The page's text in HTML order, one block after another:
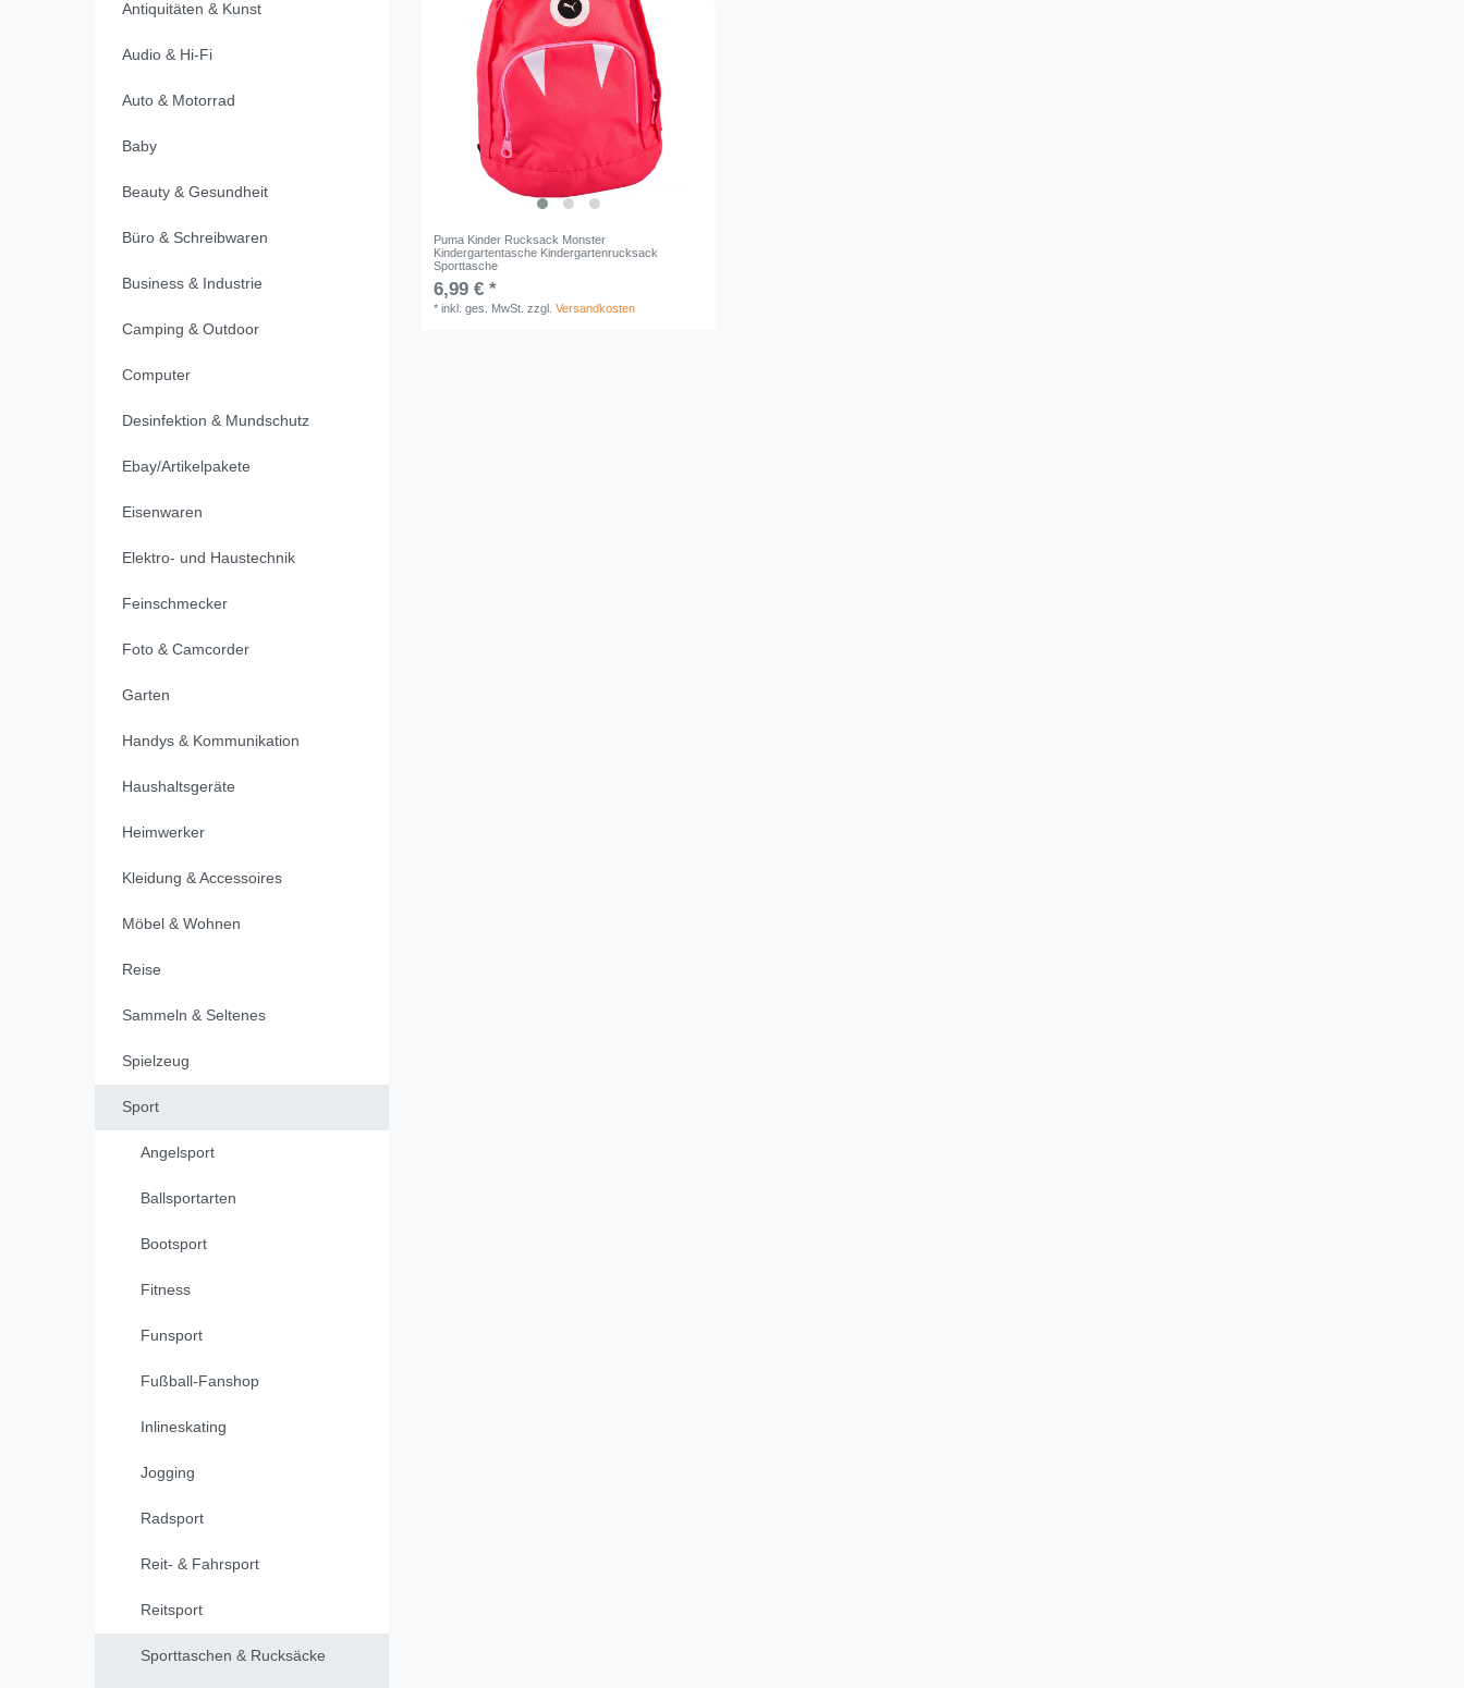
Antiquitäten & Kunst
Audio & Hi-Fi
Auto & Motorrad
Baby
Beauty & Gesundheit
Büro & Schreibwaren
Business & Industrie
Camping & Outdoor
Computer
Desinfektion & Mundschutz
Ebay/Artikelpakete
Eisenwaren
Elektro- und Haustechnik
Feinschmecker
Foto & Camcorder
Garten
Handys & Kommunikation
Haushaltsgeräte
Heimwerker
Kleidung & Accessoires
Möbel & Wohnen
Reise
Sammeln & Seltenes
Spielzeug
Sport
Angelsport
Ballsportarten
Bootsport
Fitness
Funsport
Fußball-Fanshop
Inlineskating
Jogging
Radsport
Reit- & Fahrsport
Reitsport
Sporttaschen & Rucksäcke
Puma Kinder Rucksack Monster
Kindergartentasche Kindergartenrucksack
Sporttasche
6,99 € *
*inkl. ges. MwSt. zzgl.Versandkosten